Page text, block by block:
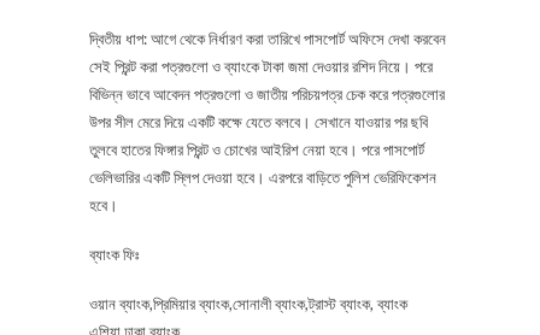
দ্বিতীয় ধাপ: আগে থেকে নির্ধারণ করা তারিখে পাসপোর্ট অফিসে দেখা করবেন
সেই প্রিন্ট করা পত্রগুলো ও ব্যাংকে টাকা জমা দেওয়ার রশিদ নিয়ে। পরে
বিভিন্ন ভাবে আবেদন পত্রগুলো ও জাতীয় পরিচয়পত্র চেক করে পত্রগুলোর
উপর সীল মেরে দিয়ে একটি কক্ষে যেতে বলবে। সেখানে যাওয়ার পর ছবি
তুলবে হাতের ফিঙ্গার প্রিন্ট ও চোখের আইরিশ নেয়া হবে। পরে পাসপোর্ট
ভেলিভারির একটি স্লিপ দেওয়া হবে। এরপরে বাড়িতে পুলিশ ভেরিফিকেশন
হবে।
ব্যাংক ফিঃ
ওয়ান ব্যাংক,প্রিমিয়ার ব্যাংক,সোনালী ব্যাংক,ট্রাস্ট ব্যাংক, ব্যাংক